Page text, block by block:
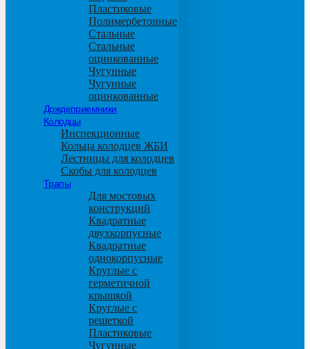
Пластиковые
Полимербетонные
Стальные
Стальные
оцинкованные
Чугунные
Чугунные
оцинкованные
Дождеприемники
Колодцы
Инспекционные
Кольца колодцев ЖБИ
Лестницы для колодцев
Скобы для колодцев
Трапы
Для мостовых
конструкций
Квадратные
двухкорпусные
Квадратные
однокорпусные
Круглые с
герметичной
крышкой
Круглые с
решеткой
Пластиковые
Чугунные